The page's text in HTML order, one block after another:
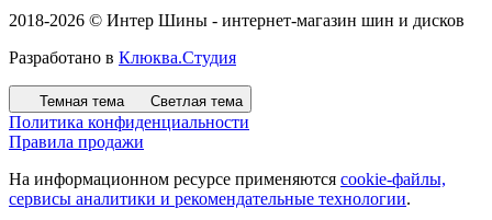
2018-2026 © Интер Шины - интернет-магазин шин и дисков
Разработано в Клюква.Студия
Темная тема Светлая тема
Политика конфиденциальности
Правила продажи
На информационном ресурсе применяются cookie-файлы,
сервисы аналитики и рекомендательные технологии.